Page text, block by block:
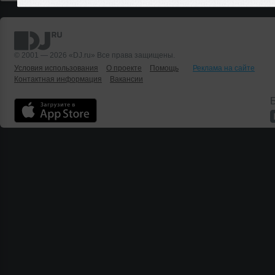
© 2001 — 2026 «DJ.ru» Все права защищены.
Условия использования
О проекте Помощь
Реклама на сайте
Контактная информация
Вакансии